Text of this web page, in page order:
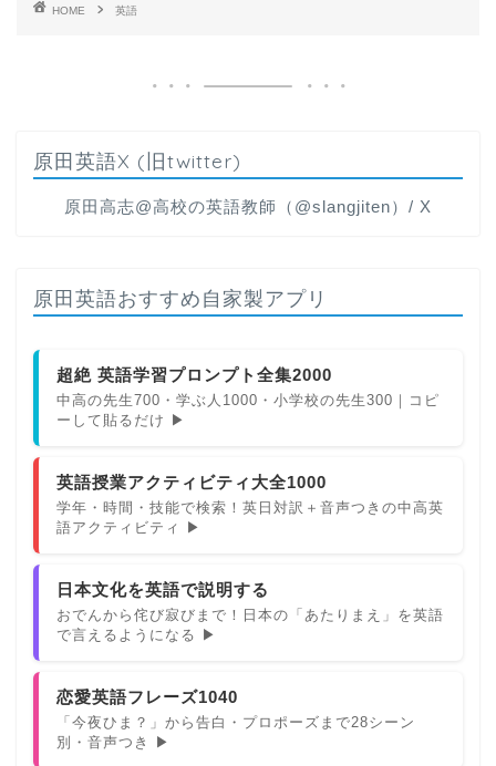
HOME 英語
原田英語X (旧twitter)
原田高志@高校の英語教師（@slangjiten）/ X
原田英語おすすめ自家製アプリ
超絶 英語学習プロンプト全集2000
中高の先生700・学ぶ人1000・小学校の先生300｜コピ
ーして貼るだけ ▶
英語授業アクティビティ大全1000
学年・時間・技能で検索！英日対訳＋音声つきの中高英
語アクティビティ ▶
日本文化を英語で説明する
おでんから侘び寂びまで！日本の「あたりまえ」を英語
で言えるようになる ▶
恋愛英語フレーズ1040
「今夜ひま？」から告白・プロポーズまで28シーン
別・音声つき ▶